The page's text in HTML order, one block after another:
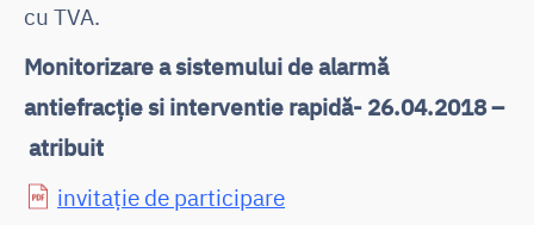
cu TVA.
Monitorizare a sistemului de alarmă
antiefracție si interventie rapidă- 26.04.2018 –
atribuit
invitaţie de participare